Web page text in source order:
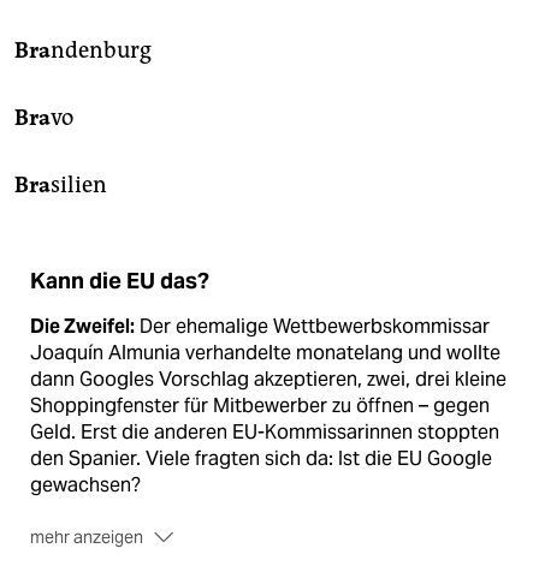
Brandenburg
Bravo
Brasilien
Kann die EU das?
Die Zweifel: Der ehemalige Wettbewerbskommissar
Joaquín Almunia verhandelte monatelang und wollte
dann Googles Vorschlag akzeptieren, zwei, drei kleine
Shoppingfenster für Mitbewerber zu öffnen – gegen
Geld. Erst die anderen EU-Kommissarinnen stoppten
den Spanier. Viele fragten sich da: Ist die EU Google
gewachsen?
mehr anzeigen